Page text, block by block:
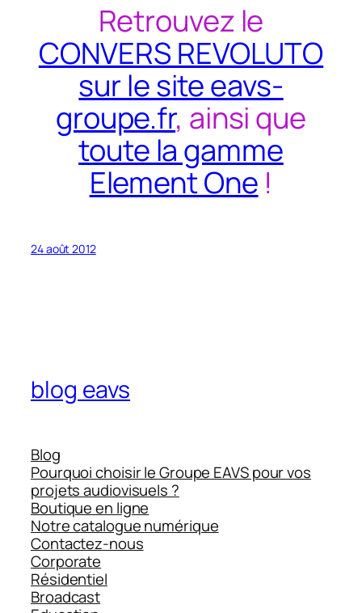
Retrouvez le
CONVERS REVOLUTO
sur le site eavs-
groupe.fr, ainsi que
toute la gamme
Element One !
24 août 2012
blog eavs
Blog
Pourquoi choisir le Groupe EAVS pour vos
projets audiovisuels ?
Boutique en ligne
Notre catalogue numérique
Contactez-nous
Corporate
Résidentiel
Broadcast